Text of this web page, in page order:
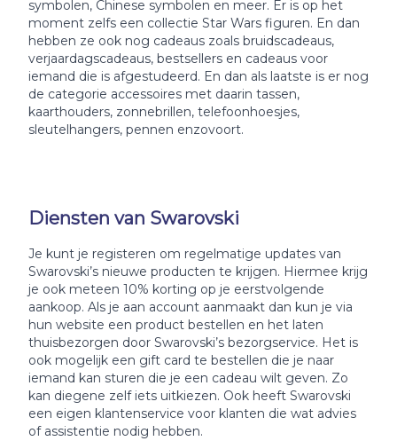
symbolen, Chinese symbolen en meer. Er is op het
moment zelfs een collectie Star Wars figuren. En dan
hebben ze ook nog cadeaus zoals bruidscadeaus,
verjaardagscadeaus, bestsellers en cadeaus voor
iemand die is afgestudeerd. En dan als laatste is er nog
de categorie accessoires met daarin tassen,
kaarthouders, zonnebrillen, telefoonhoesjes,
sleutelhangers, pennen enzovoort.
Diensten van Swarovski
Je kunt je registeren om regelmatige updates van
Swarovski’s nieuwe producten te krijgen. Hiermee krijg
je ook meteen 10% korting op je eerstvolgende
aankoop. Als je aan account aanmaakt dan kun je via
hun website een product bestellen en het laten
thuisbezorgen door Swarovski’s bezorgservice. Het is
ook mogelijk een gift card te bestellen die je naar
iemand kan sturen die je een cadeau wilt geven. Zo
kan diegene zelf iets uitkiezen. Ook heeft Swarovski
een eigen klantenservice voor klanten die wat advies
of assistentie nodig hebben.